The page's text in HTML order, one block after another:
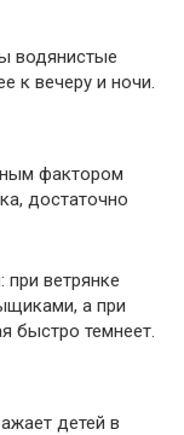
водянистые
к вечеру и ночи.
фактором
достаточно
ветрянке
а при
быстро темнеет.
детей в